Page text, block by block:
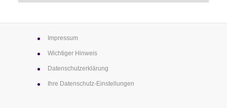
Impressum
Wichtiger Hinweis
Datenschutz­erklärung
Ihre Datenschutz-Einstellungen